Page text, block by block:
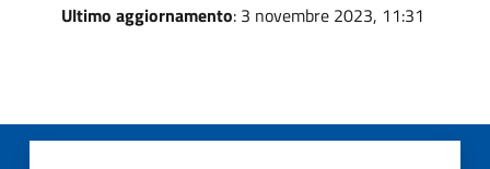
Ultimo aggiornamento: 3 novembre 2023, 11:31